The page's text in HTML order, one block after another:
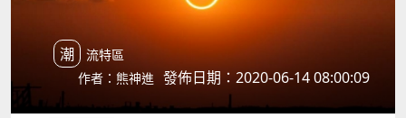
潮流特區
作者：熊神進 發佈日期：2020-06-14 08:00:09